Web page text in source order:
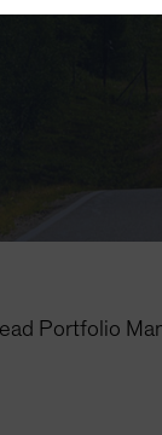
Portfolio